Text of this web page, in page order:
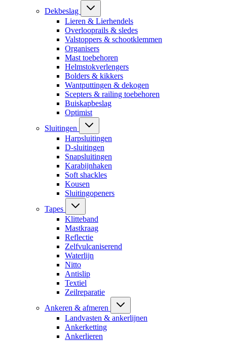
Dekbeslag
Lieren & Lierhendels
Overlooprails & sledes
Valstoppers & schootklemmen
Organisers
Mast toebehoren
Helmstokverlengers
Bolders & kikkers
Wantputtingen & dekogen
Scepters & railing toebehoren
Buiskapbeslag
Optimist
Sluitingen
Harpsluitingen
D-sluitingen
Snapsluitingen
Karabijnhaken
Soft shackles
Kousen
Sluitingopeners
Tapes
Klitteband
Mastkraag
Reflectie
Zelfvulcaniserend
Waterlijn
Nitto
Antislip
Textiel
Zeilreparatie
Ankeren & afmeren
Landvasten & ankerlijnen
Ankerketting
Ankerlieren